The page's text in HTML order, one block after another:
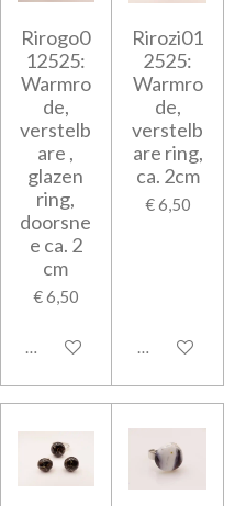
Rirogo0
12525:
Warmro
de,
verstelb
are ,
glazen
ring,
doorsne
e ca. 2
cm
€ 6,50
In winkelwagen
Rirozi01
2525:
Warmro
de,
verstelb
are ring,
ca. 2cm
€ 6,50
In